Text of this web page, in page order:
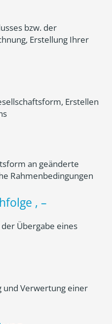
bzw. der
Erstellung Ihrer
Erstellen
an geänderte
Rahmenbedingungen
, –
Übergabe eines
und Verwertung einer